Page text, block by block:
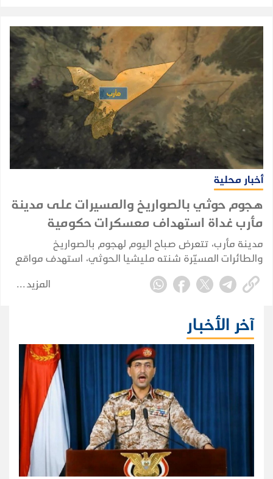
أخبار محلية
هجوم حوثي بالصواريخ والمسيرات على مدينة
مأرب غداة استهداف معسكرات حكومية
مدينة مأرب، تتعرض صباح اليوم لهجوم بالصواريخ
والطائرات المسيّرة شنته مليشيا الحوثي، استهدف مواقع
شمالي المدينة، وفق ما أكدته مصادر محلية.
المزيد
آخر الأخبار